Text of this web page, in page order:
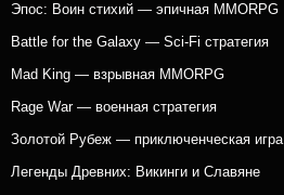
Эпос: Воин стихий — эпичная MMORPG
Battle for the Galaxy — Sci-Fi стратегия
Mad King — взрывная MMORPG
Rage War — военная стратегия
Золотой Рубеж — приключенческая игра
Легенды Древних: Викинги и Славяне